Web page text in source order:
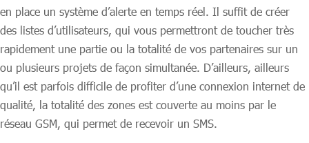
en place un système d’alerte en temps réel. Il suffit de créer
des listes d’utilisateurs, qui vous permettront de toucher très
rapidement une partie ou la totalité de vos partenaires sur un
ou plusieurs projets de façon simultanée. D’ailleurs, ailleurs
qu’il est parfois difficile de profiter d’une connexion internet de
qualité, la totalité des zones est couverte au moins par le
réseau GSM, qui permet de recevoir un SMS.